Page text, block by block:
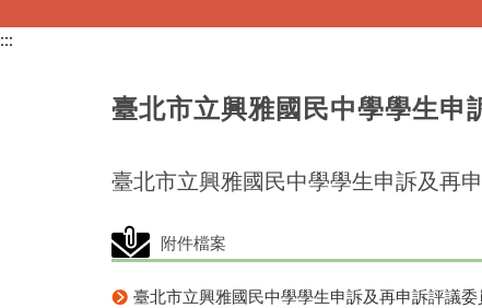
:::
:::
臺北市立興雅國民中學學生申
臺北市立興雅國民中學學生申訴及再
附件檔案
臺北市立興雅國民中學學生申訴及再申訴評議